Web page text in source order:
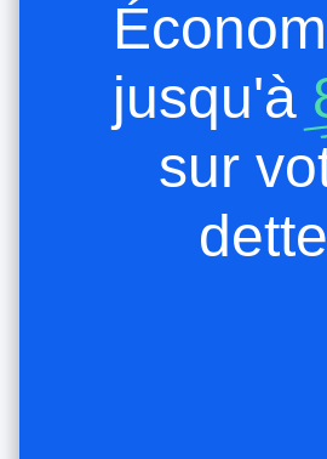
jusqu'à
sur